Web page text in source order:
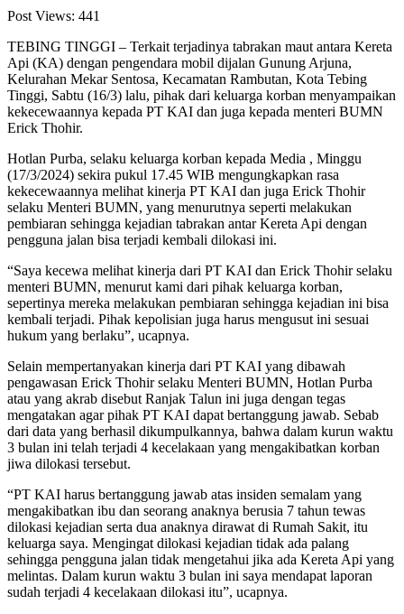
Post Views: 441
TEBING TINGGI – Terkait terjadinya tabrakan maut antara Kereta
Api (KA) dengan pengendara mobil dijalan Gunung Arjuna,
Kelurahan Mekar Sentosa, Kecamatan Rambutan, Kota Tebing
Tinggi, Sabtu (16/3) lalu, pihak dari keluarga korban menyampaikan
kekecewaannya kepada PT KAI dan juga kepada menteri BUMN
Erick Thohir.
Hotlan Purba, selaku keluarga korban kepada Media , Minggu
(17/3/2024) sekira pukul 17.45 WIB mengungkapkan rasa
kekecewaannya melihat kinerja PT KAI dan juga Erick Thohir
selaku Menteri BUMN, yang menurutnya seperti melakukan
pembiaran sehingga kejadian tabrakan antar Kereta Api dengan
pengguna jalan bisa terjadi kembali dilokasi ini.
“Saya kecewa melihat kinerja dari PT KAI dan Erick Thohir selaku
menteri BUMN, menurut kami dari pihak keluarga korban,
sepertinya mereka melakukan pembiaran sehingga kejadian ini bisa
kembali terjadi. Pihak kepolisian juga harus mengusut ini sesuai
hukum yang berlaku”, ucapnya.
Selain mempertanyakan kinerja dari PT KAI yang dibawah
pengawasan Erick Thohir selaku Menteri BUMN, Hotlan Purba
atau yang akrab disebut Ranjak Talun ini juga dengan tegas
mengatakan agar pihak PT KAI dapat bertanggung jawab. Sebab
dari data yang berhasil dikumpulkannya, bahwa dalam kurun waktu
3 bulan ini telah terjadi 4 kecelakaan yang mengakibatkan korban
jiwa dilokasi tersebut.
“PT KAI harus bertanggung jawab atas insiden semalam yang
mengakibatkan ibu dan seorang anaknya berusia 7 tahun tewas
dilokasi kejadian serta dua anaknya dirawat di Rumah Sakit, itu
keluarga saya. Mengingat dilokasi kejadian tidak ada palang
sehingga pengguna jalan tidak mengetahui jika ada Kereta Api yang
melintas. Dalam kurun waktu 3 bulan ini saya mendapat laporan
sudah terjadi 4 kecelakaan dilokasi itu”, ucapnya.